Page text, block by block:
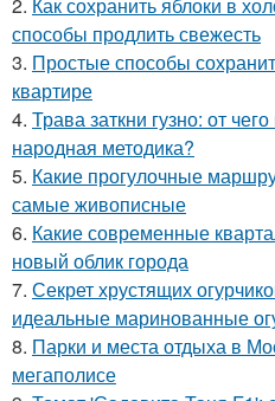
способы продлить свежесть
3. Простые способы
квартире
4. Трава заткни гузно: от
народная методика?
5. Какие прогулочные
самые живописные
6. Какие современные
новый облик города
7. Секрет хрустящих
идеальные маринованные
8. Парки и места отдыха в
мегаполисе